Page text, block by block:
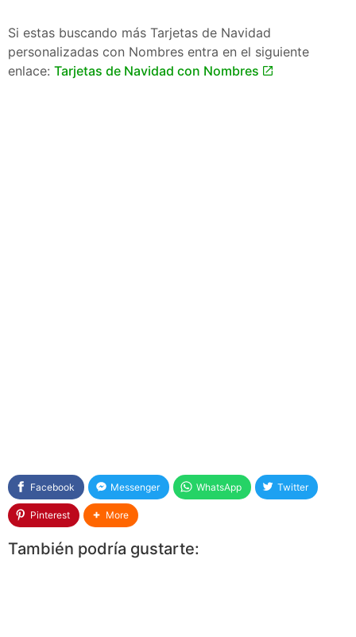
Si estas buscando más Tarjetas de Navidad
personalizadas con Nombres entra en el siguiente
enlace: Tarjetas de Navidad con Nombres
Facebook Messenger WhatsApp Twitter
Pinterest More
También podría gustarte: